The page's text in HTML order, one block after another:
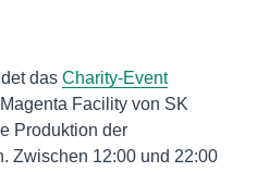
das Charity-Event
Facility von SK
Produktion der
Zwischen 12:00 und 22:00